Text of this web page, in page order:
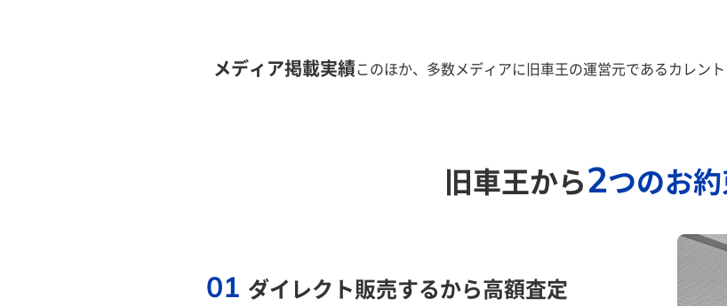
メディア掲載実績このほか、多数メディアに旧車王の運営元であるカレン
旧車王から2つのお
01 ダイレクト販売するから高額査定